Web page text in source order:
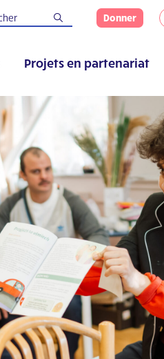
Donner
Projets en partenariat